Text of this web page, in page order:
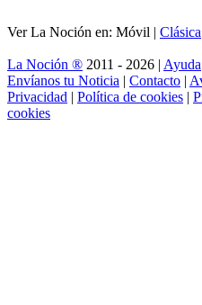
Ver La Noción en: Móvil | Clásica
La Noción ® 2011 - 2026 | Ayuda
Envíanos tu Noticia | Contacto |
Privacidad | Política de cookies |
cookies